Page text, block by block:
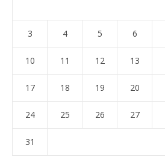
3 4 5 6
10 11 12 13
17 18 19 20
24 25 26 27
31